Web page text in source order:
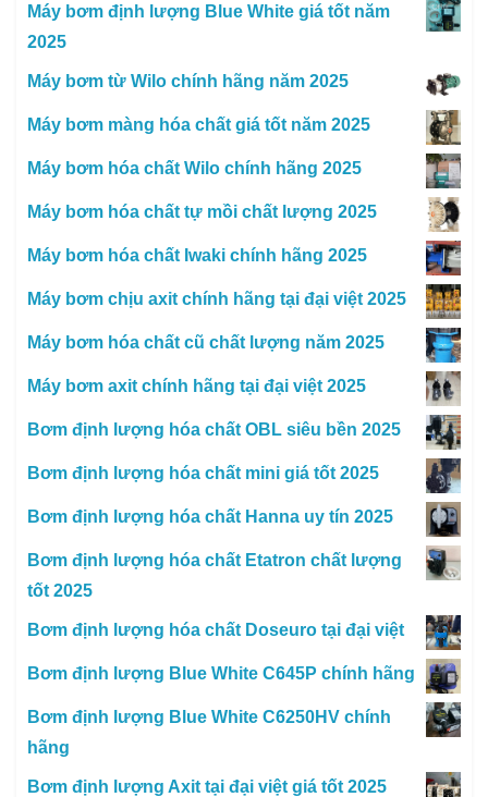
Máy bơm định lượng Blue White giá tốt năm
2025
Máy bơm từ Wilo chính hãng năm 2025
Máy bơm màng hóa chất giá tốt năm 2025
Máy bơm hóa chất Wilo chính hãng 2025
Máy bơm hóa chất tự mồi chất lượng 2025
Máy bơm hóa chất Iwaki chính hãng 2025
Máy bơm chịu axit chính hãng tại đại việt 2025
Máy bơm hóa chất cũ chất lượng năm 2025
Máy bơm axit chính hãng tại đại việt 2025
Bơm định lượng hóa chất OBL siêu bền 2025
Bơm định lượng hóa chất mini giá tốt 2025
Bơm định lượng hóa chất Hanna uy tín 2025
Bơm định lượng hóa chất Etatron chất lượng
tốt 2025
Bơm định lượng hóa chất Doseuro tại đại việt
Bơm định lượng Blue White C645P chính hãng
Bơm định lượng Blue White C6250HV chính
hãng
Bơm định lượng Axit tại đại việt giá tốt 2025